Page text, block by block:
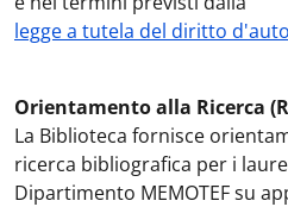
legge a tutela del diritto
Orientamento alla Ricerca
La Biblioteca fornisce
ricerca bibliografica per i
Dipartimento MEMOTEF su